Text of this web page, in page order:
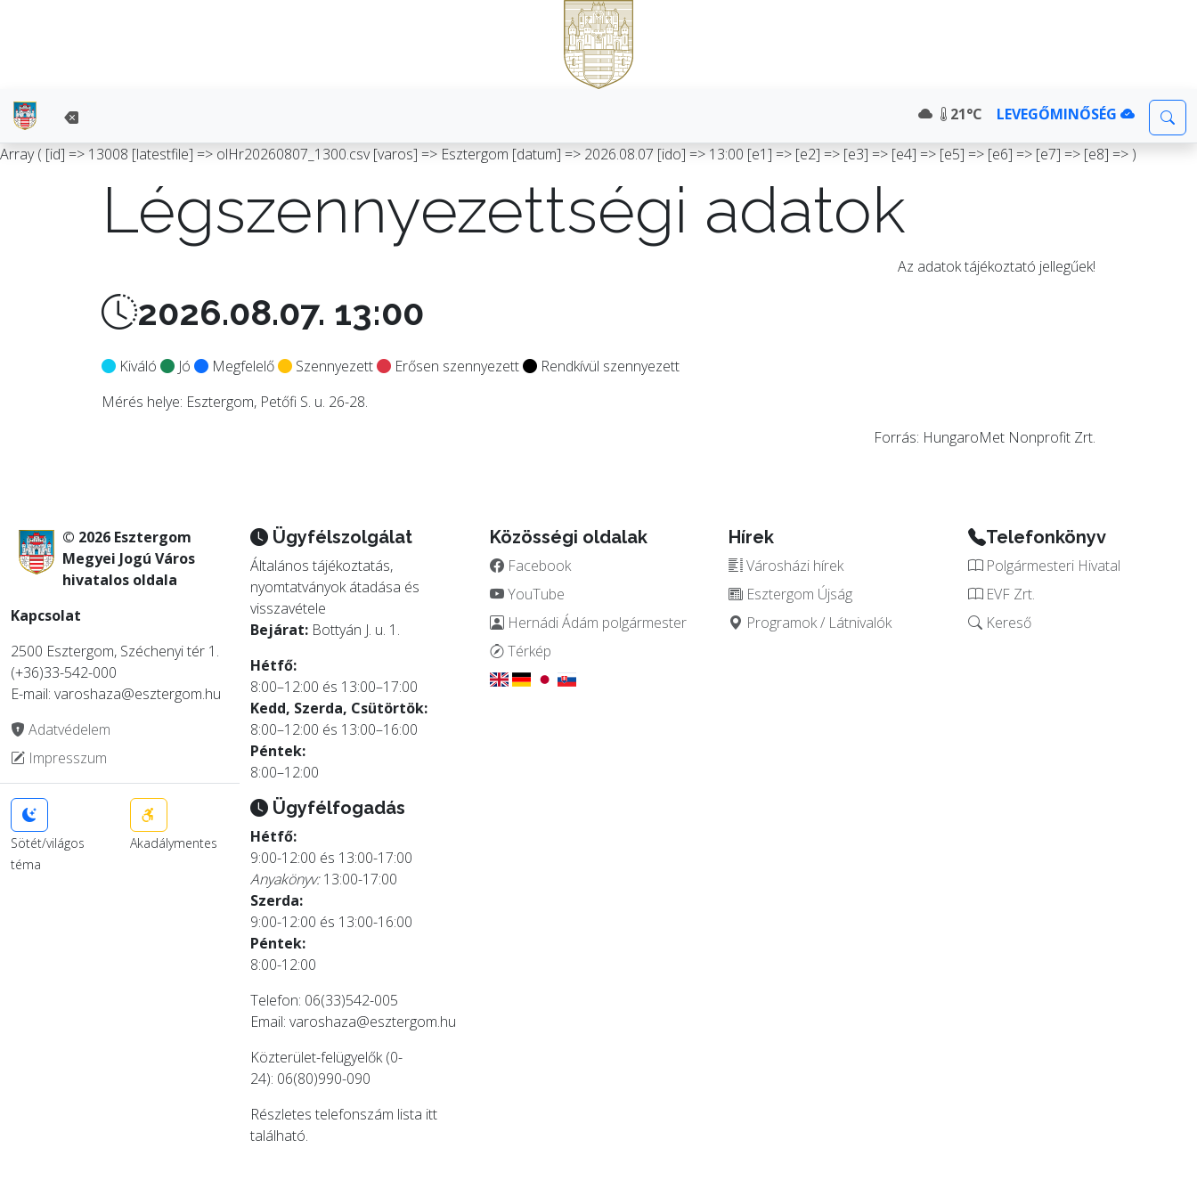
21°C LEVEGŐMINŐSÉG
Array ( [id] => 13008 [latestfile] => olHr20260807_1300.csv [varos] => Esztergom [datum] => 2026.08.07 [ido] => 13:00 [e1] => [e2] => [e3] => [e4] => [e5] => [e6] => [e7] => [e8] => )
Légszennyezettségi adatok
Az adatok tájékoztató jellegűek!
2026.08.07. 13:00
Kiváló Jó Megfelelő Szennyezett Erősen szennyezett
Rendkívül szennyezett
Mérés helye: Esztergom, Petőfi S. u. 26-28.
Forrás: HungaroMet Nonprofit Zrt.
© 2026 Esztergom
Megyei Jogú Város
hivatalos oldala
Kapcsolat
2500 Esztergom, Széchenyi tér 1.
(+36)33-542-000
E-mail: varoshaza@esztergom.hu
Adatvédelem
Impresszum
Sötét/világos
téma
Akadálymentes
Ügyfélszolgálat
Általános tájékoztatás,
nyomtatványok átadása és
visszavétele
Bejárat:Bottyán J. u. 1.
Hétfő:
8:00–12:00 és 13:00–17:00
Kedd, Szerda, Csütörtök:
8:00–12:00 és 13:00–16:00
Péntek:
8:00–12:00
Ügyfélfogadás
Hétfő:
9:00-12:00 és 13:00-17:00
Anyakönyv:13:00-17:00
Szerda:
9:00-12:00 és 13:00-16:00
Péntek:
8:00-12:00
Telefon: 06(33)542-005
Email: varoshaza@esztergom.hu
Közterület-felügyelők (0-
24): 06(80)990-090
Részletes telefonszám lista itt
található.
Közösségi oldalak
Facebook
YouTube
Hernádi Ádám polgármester
Térkép
Hírek
Városházi hírek
Esztergom Újság
Programok / Látnivalók
Telefonkönyv
Polgármesteri Hivatal
EVF Zrt.
Kereső